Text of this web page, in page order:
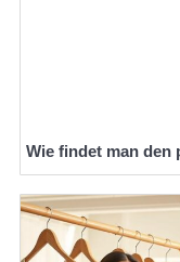
Wie findet man den